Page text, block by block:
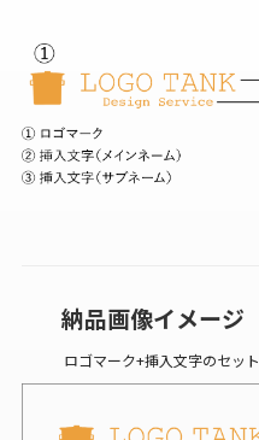
納品画像イメージ
ロゴマーク+挿入文字のセット